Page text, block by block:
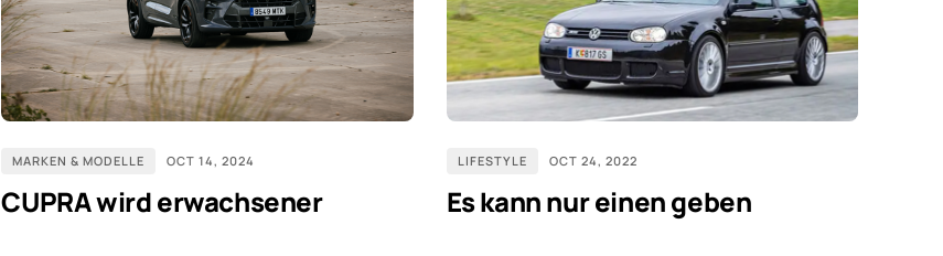
MARKEN & MODELLE OCT 14, 2024
CUPRA wird erwachsener
LIFESTYLE OCT 24, 2022
Es kann nur einen geben